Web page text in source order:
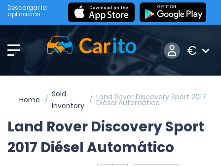
Descargar la
aplicación
€
Home
Sold
Inventory
Land Rover Discovery Sport 2017
Diésel Automático
Land Rover Discovery Sport
2017 Diésel Automático